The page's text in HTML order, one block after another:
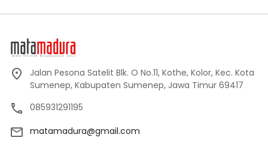
Jalan Pesona Satelit Blk. O No.11, Kothe, Kolor, Kec. Kota
Sumenep, Kabupaten Sumenep, Jawa Timur 69417
085931291195
matamadura@gmail.com